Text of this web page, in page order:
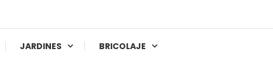
JARDINES BRICOLAJE